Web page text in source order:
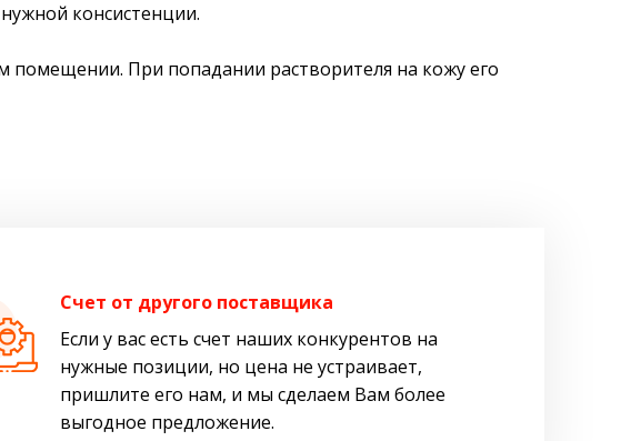
консистенции.
помещении. При попадании растворителя на кожу его
Cчет от другого поставщика
Если у вас есть счет наших конкурентов на
нужные позиции, но цена не устраивает,
пришлите его нам, и мы сделаем Вам более
выгодное предложение.